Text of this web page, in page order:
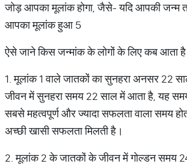
जोड़ आपका मूलांक होगा, जैसे- यदि आपकी जन्म
आपका मूलांक हुआ 5
ऐसे जाने किस जन्मांक के लोगों के लिए कब आता है
1. मूलांक 1 वाले जातकों का सुनहरा अनसर 22
जीवन में सुनहरा समय 22 साल में आता है, यह
सबसे महत्वपूर्ण और ज्यादा सफलता वाला समय
अच्छी खासी सफलता मिलती है।
2. मूलांक 2 के जातकों के जीवन में गोल्डन समय